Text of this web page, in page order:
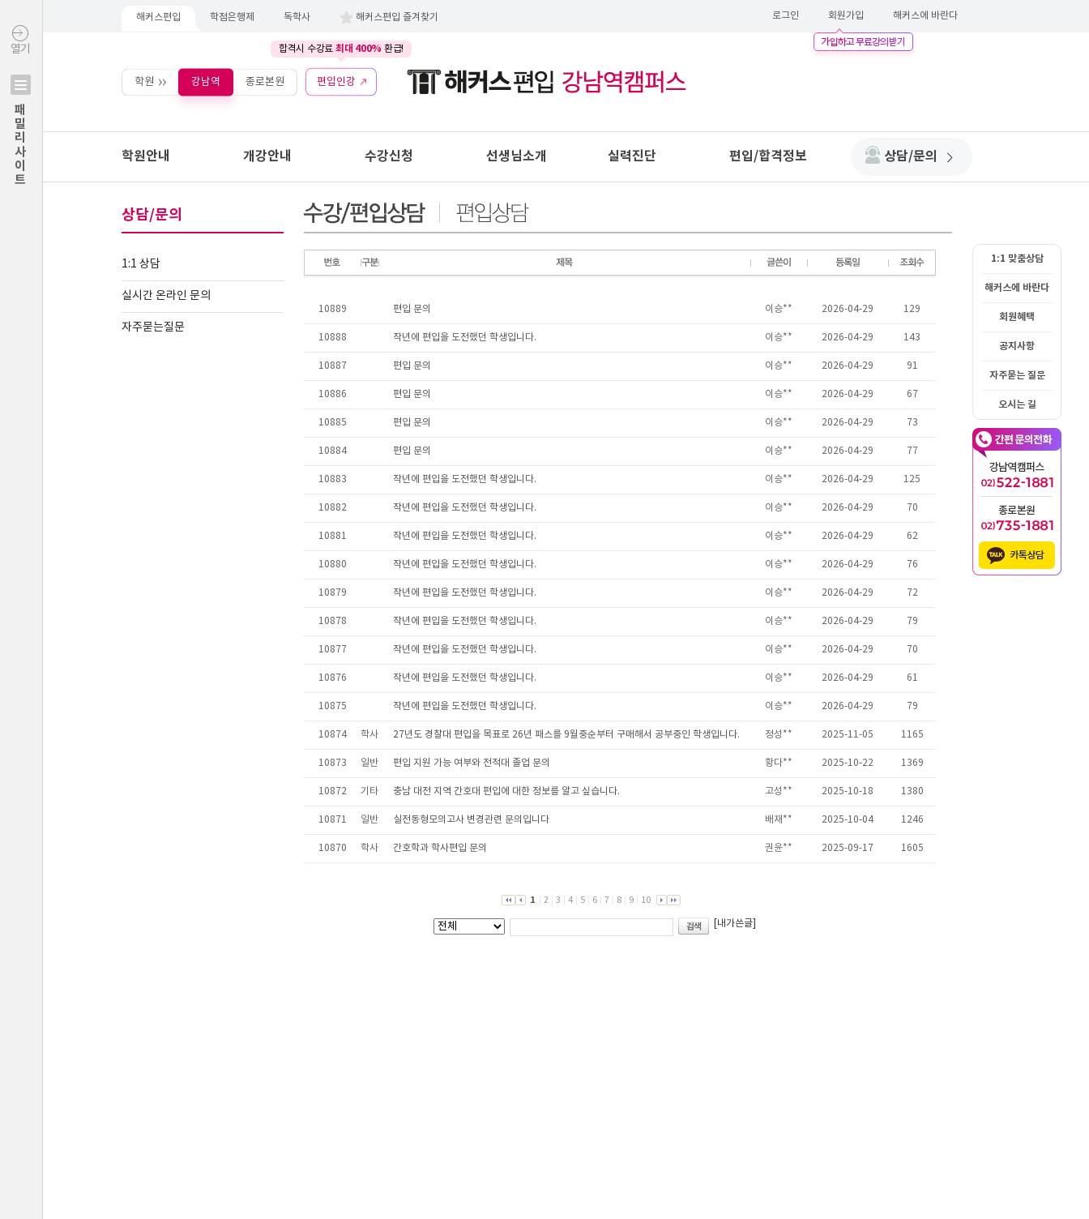
열기
패밀리사이트
해커스편입 학점은행제 독학사 해커스편입 즐겨찾기 로그인 회원가입 해커스에 바란다
합격시 수강료 최대 400% 환급!
학원 강남역 종로본원 편입인강
학원안내 개강안내 수강신청 선생님소개 실력진단 편입/합격정보 상담/문의
상담/문의
1:1 상담
실시간 온라인 문의
자주묻는질문
1:1 맞춤상담
해커스에 바란다
회원혜택
공지사항
자주묻는 질문
오시는 길